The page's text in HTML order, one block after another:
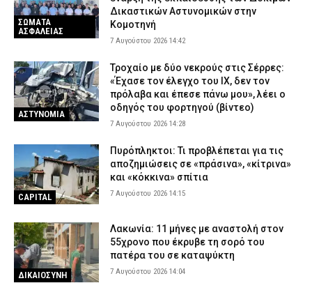
ζημία»
ΣΩΜΑΤΑ ΑΣΦΑΛΕΙΑΣ 7 Αυγούστου 2026 08:24
ΣΩΜΑΤΑ
ΑΣΦΑΛΕΙΑΣ
Δικαστικών Αστυνομικών στην
Κομοτηνή
7 Αυγούστου 2026 14:42
ΑΣΤΥΝΟΜΙΑ
Τροχαίο με δύο νεκρούς στις Σέρρες:
«Έχασε τον έλεγχο του ΙΧ, δεν τον
πρόλαβα και έπεσε πάνω μου», λέει ο
οδηγός του φορτηγού (βίντεο)
7 Αυγούστου 2026 14:28
CAPITAL
Πυρόπληκτοι: Τι προβλέπεται για τις
αποζημιώσεις σε «πράσινα», «κίτρινα»
και «κόκκινα» σπίτια
7 Αυγούστου 2026 14:15
ΔΙΚΑΙΟΣΥΝΗ
Λακωνία: 11 μήνες με αναστολή στον
55χρονο που έκρυβε τη σορό του
πατέρα του σε καταψύκτη
7 Αυγούστου 2026 14:04